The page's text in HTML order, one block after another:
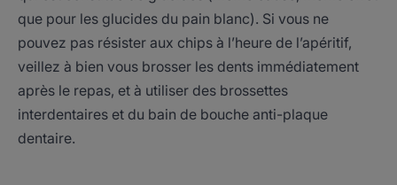
que pour les glucides du pain blanc). Si vous ne
pouvez pas résister aux chips à l’heure de l’apéritif,
veillez à bien vous brosser les dents immédiatement
après le repas, et à utiliser des brossettes
interdentaires et du bain de bouche anti-plaque
dentaire.